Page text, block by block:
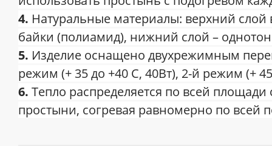
4. Натуральные материалы: верхний
байки (полиамид), нижний слой –
5. Изделие оснащено двухрежимным
режим (+ 35 до +40 С, 40Вт), 2-й режим (+
6. Тепло распределяется по всей
простыни, согревая равномерно по всей